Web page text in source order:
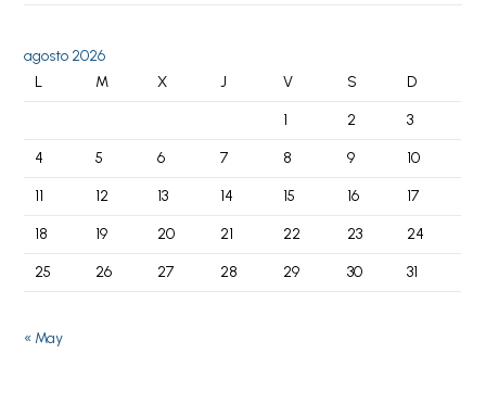
agosto 2026
L
M X J V S D
1 2 3
4 5 6 7 8 9 10
11 12 13 14 15 16 17
18 19 20 21 22 23 24
25 26 27 28 29 30 31
« May